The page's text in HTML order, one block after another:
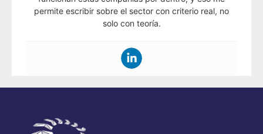
permite escribir sobre el sector con criterio real, no
solo con teoría.